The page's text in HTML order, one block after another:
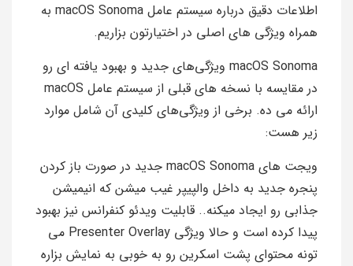
اطلاعات دقیق درباره سیستم عامل macOS Sonoma به
همراه ویژگی های اصلی در اختیارتون بزاریم.
macOS Sonoma ویژگی‌های جدید و بهبود یافته‌ ای رو
در مقایسه با نسخه‌ های قبلی از سیستم عامل macOS
ارائه می‌ ده. برخی از ویژگی‌های کلیدی آن شامل موارد
زیر هست:
ویجت‌ های macOS Sonoma جدید در صورت باز کردن
پنجره جدید به داخل والپیپر غیب میشن که انیمیشن
جذابی رو ایجاد میکنه.. قابلیت ویدئو کنفرانس نیز بهبود
پیدا کرده است و حالا ویژگی Presenter Overlay می‌
تونه محتوای پشت اسکرین رو به خوبی به نمایش بزاره